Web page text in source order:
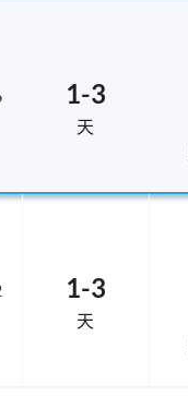
1-3
天
1-3
天